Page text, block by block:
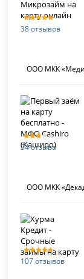
38 отзывов
ООО МКК
34 отзыва
ООО МКК
107 отзывов